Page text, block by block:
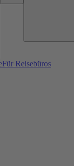
Für Reisebüros